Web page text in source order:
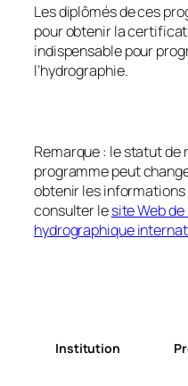
Les diplômés de ces
pour obtenir la
indispensable pour
l’hydrographie.
Remarque : le statut de
programme peut
obtenir les
consulter lesite Web
hydrographique
Institution